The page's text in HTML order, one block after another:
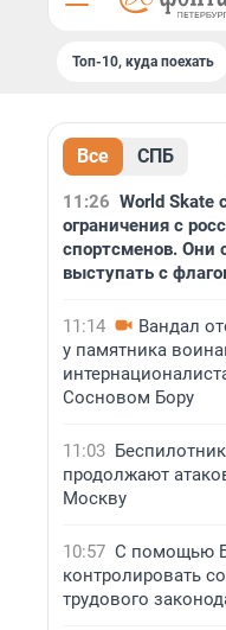
Топ-10, куда поехать
Все СПБ
11:26 World Skate
ограничения с
спортсменов. Они
выступать с
11:14
Вандал
у памятника
Сосновом Бору
11:03
продолжают
Москву
10:57 С помощью
контролировать
трудового